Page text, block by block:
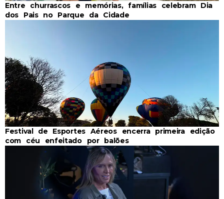
Entre churrascos e memórias, famílias celebram Dia
dos Pais no Parque da Cidade
Festival de Esportes Aéreos encerra primeira edição
com céu enfeitado por balões